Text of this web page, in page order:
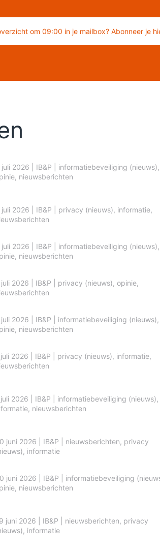
om 09:00 in je mailbox? Abonneer je
juli 2026 IB&P informatiebeveiliging (nieuws),
, nieuwsberichten
juli 2026 IB&P privacy (nieuws), informatie,
juli 2026 IB&P informatiebeveiliging (nieuws),
, nieuwsberichten
juli 2026 IB&P privacy (nieuws), opinie,
juli 2026 IB&P informatiebeveiliging (nieuws),
, nieuwsberichten
juli 2026 IB&P privacy (nieuws), informatie,
juli 2026 IB&P informatiebeveiliging (nieuws),
, nieuwsberichten
juni 2026 IB&P nieuwsberichten, privacy
, informatie
juni 2026 IB&P informatiebeveiliging
, nieuwsberichten
juni 2026 IB&P nieuwsberichten, privacy
, informatie